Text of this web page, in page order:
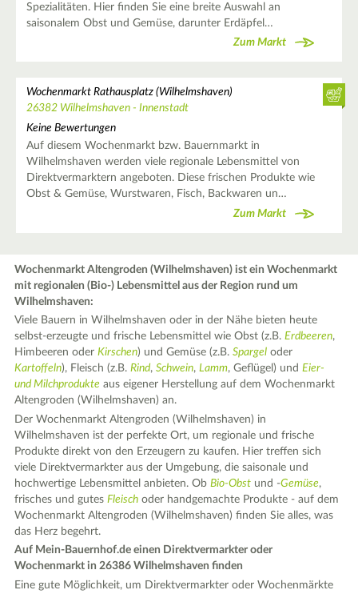
Spezialitäten. Hier finden Sie eine breite Auswahl an
saisonalem Obst und Gemüse, darunter Erdäpfel…
Zum Markt
Wochenmarkt Rathausplatz (Wilhelmshaven)
26382 Wilhelmshaven - Innenstadt
Keine Bewertungen
Auf diesem Wochenmarkt bzw. Bauernmarkt in
Wilhelmshaven werden viele regionale Lebensmittel von
Direktvermarktern angeboten. Diese frischen Produkte wie
Obst & Gemüse, Wurstwaren, Fisch, Backwaren un…
Zum Markt
Wochenmarkt Altengroden (Wilhelmshaven) ist ein Wochenmarkt
mit regionalen (Bio-) Lebensmittel aus der Region rund um
Wilhelmshaven:
Viele Bauern in Wilhelmshaven oder in der Nähe bieten heute
selbst-erzeugte und frische Lebensmittel wie Obst (z.B.Erdbeeren,
Himbeeren oderKirschen) und Gemüse (z.B.Spargel oder
Kartoffeln), Fleisch (z.B.Rind,Schwein,Lamm, Geflügel) undEier-
und Milchprodukte aus eigener Herstellung auf dem Wochenmarkt
Altengroden (Wilhelmshaven) an.
Der Wochenmarkt Altengroden (Wilhelmshaven) in
Wilhelmshaven ist der perfekte Ort, um regionale und frische
Produkte direkt von den Erzeugern zu kaufen. Hier treffen sich
viele Direktvermarkter aus der Umgebung, die saisonale und
hochwertige Lebensmittel anbieten. ObBio-Obst und -Gemüse,
frisches und gutesFleisch oder handgemachte Produkte - auf dem
Wochenmarkt Altengroden (Wilhelmshaven) finden Sie alles, was
das Herz begehrt.
Auf Mein-Bauernhof.de einen Direktvermarkter oder
Wochenmarkt in 26386 Wilhelmshaven finden
Eine gute Möglichkeit, um Direktvermarkter oder Wochenmärkte